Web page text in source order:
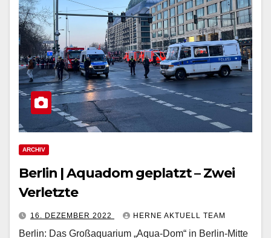
ARCHIV
Berlin | Aquadom geplatzt – Zwei
Verletzte
16. DEZEMBER 2022 HERNE AKTUELL TEAM
Berlin: Das Großaquarium „Aqua-Dom“ in Berlin-Mitte